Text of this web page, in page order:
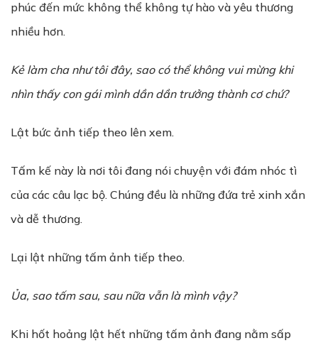
phúc đến mức không thể không tự hào và yêu thương
nhiều hơn.
Kẻlàm cha nhưtôi đây, sao có thểkhông vui mừng khi
nhìn thấy con gái mình dần dần trưởng thành cơchứ?
Lật bức ảnh tiếp theo lên xem.
Tấm kế này là nơi tôi đang nói chuyện với đám nhóc tì
của các câu lạc bộ. Chúng đều là những đứa trẻ xinh xắn
và dễ thương.
Lại lật những tấm ảnh tiếp theo.
Ủa, sao tấm sau, sau nữa vẫn là mình vậy?
Khi hốt hoảng lật hết những tấm ảnh đang nằm sấp